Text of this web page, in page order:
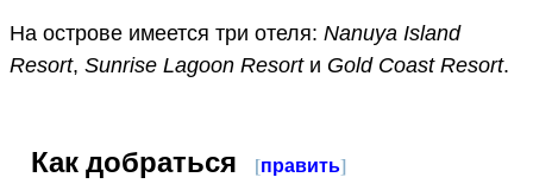
На острове имеется три отеля: Nanuya Island
Resort, Sunrise Lagoon Resortи Gold Coast Resort.
Как добраться [править]